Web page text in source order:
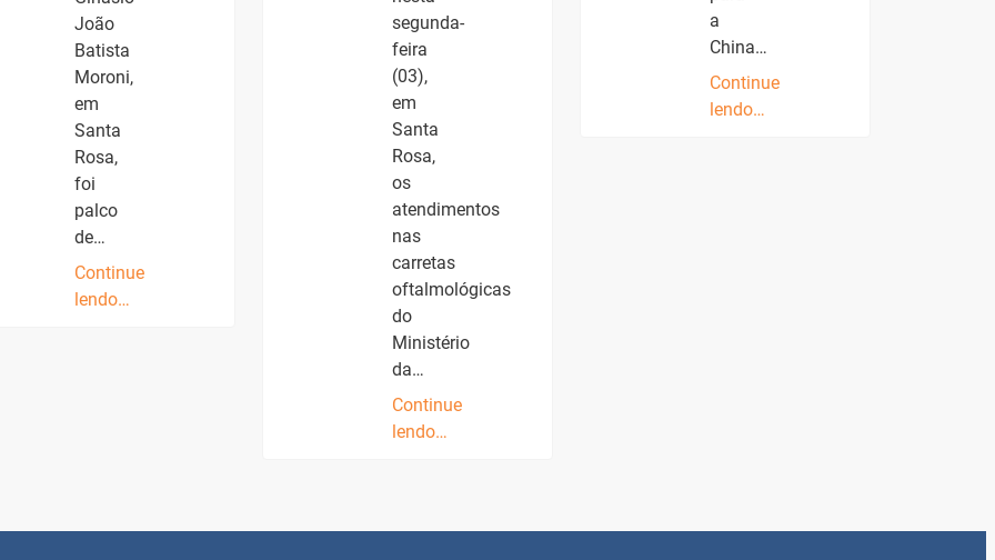
João
Batista
Moroni,
em
Santa
Rosa,
foi
palco
de…
Continue
lendo…
segunda-
feira
(03),
em
Santa
Rosa,
os
atendimentos
nas
carretas
oftalmológicas
do
Ministério
da…
Continue
lendo…
a
China…
Continue
lendo…